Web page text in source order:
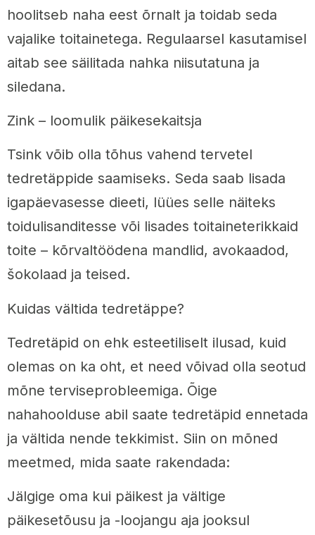
hoolitseb naha eest õrnalt ja toidab seda
vajalike toitainetega. Regulaarsel kasutamisel
aitab see säilitada nahka niisutatuna ja
siledana.
Zink – loomulik päikesekaitsja
Tsink võib olla tõhus vahend tervetel
tedretäppide saamiseks. Seda saab lisada
igapäevasesse dieeti, lüües selle näiteks
toidulisanditesse või lisades toitaineterikkaid
toite – kõrvaltöödena mandlid, avokaadod,
šokolaad ja teised.
Kuidas vältida tedretäppe?
Tedretäpid on ehk esteetiliselt ilusad, kuid
olemas on ka oht, et need võivad olla seotud
mõne terviseprobleemiga. Õige
nahahoolduse abil saate tedretäpid ennetada
ja vältida nende tekkimist. Siin on mõned
meetmed, mida saate rakendada:
Jälgige oma kui päikest ja vältige
päikesetõusu ja -loojangu aja jooksul